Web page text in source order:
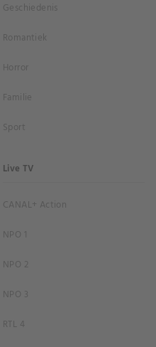
Geschiedenis
Romantiek
Horror
Familie
Sport
Live TV
CANAL+ Action
NPO 1
NPO 2
NPO 3
RTL 4